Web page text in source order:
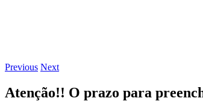
Previous Next
Atenção!! O prazo para